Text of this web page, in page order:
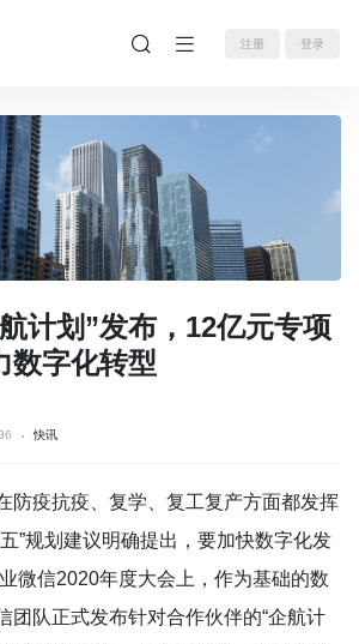
注册 登录
计划”发布，12亿元专项
数字化转型
快讯
防疫抗疫、复学、复工复产方面都发挥
”规划建议明确提出，要加快数字化发
微信2020年度大会上，作为基础的数
团队正式发布针对合作伙伴的“企航计